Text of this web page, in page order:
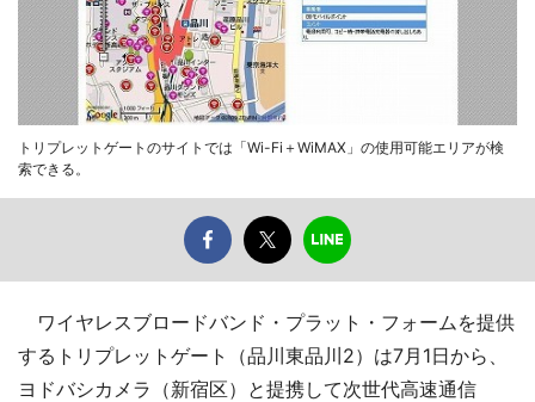
トリプレットゲートのサイトでは「Wi-Fi＋WiMAX」の使用可能エリアが検
索できる。
ワイヤレスブロードバンド・プラット・フォームを提供
するトリプレットゲート（品川東品川2）は7月1日から、
ヨドバシカメラ（新宿区）と提携して次世代高速通信